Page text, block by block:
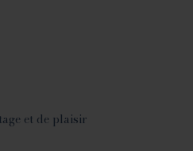
et de plaisir